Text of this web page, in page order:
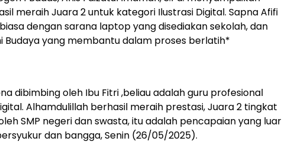
meraih Juara 2 untuk kategori Ilustrasi Digital. Sapna Afifi
dengan sarana laptop yang disediakan sekolah, dan
Budaya yang membantu dalam proses berlatih*
dibimbing oleh Ibu Fitri ,beliau adalah guru profesional
Alhamdulillah berhasil meraih prestasi, Juara 2 tingkat
SMP negeri dan swasta, itu adalah pencapaian yang luar
dan bangga, Senin (26/05/2025).